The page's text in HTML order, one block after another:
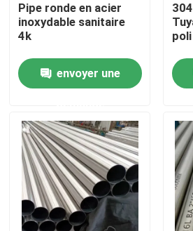
Maison
Produits
Au sujet de nous
Visite d'usine
Pipe ronde en acier
inoxydable sanitaire
4k
envoyer une
poli